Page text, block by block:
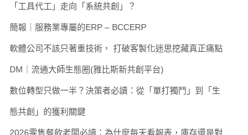
「工具代工」走向「系統共創」？
簡報｜服務業專屬的ERP – BCCERP
軟體公司不該只著重技術， 打破客製化迷思挖藏真正痛點
DM｜流通大師生態圈(雅比斯新共創平台)
數位轉型只做一半？決策者必讀：從「單打獨鬥」到「生
態共創」的獲利關鍵
2026零售餐飲老闆必讀：為什麼每天看報表，庫存還是對